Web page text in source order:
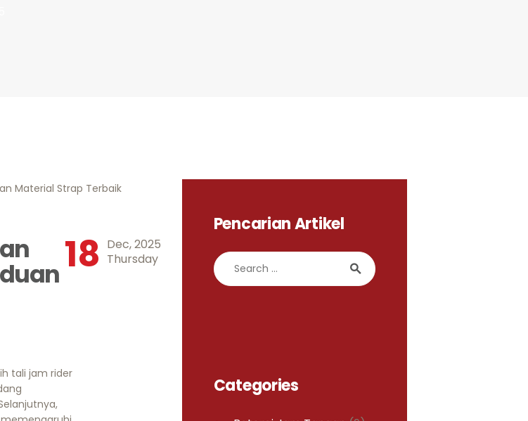
18 Dec, 2025
Thursday
tali jam rider
Pencarian Artikel
Search for:
Categories